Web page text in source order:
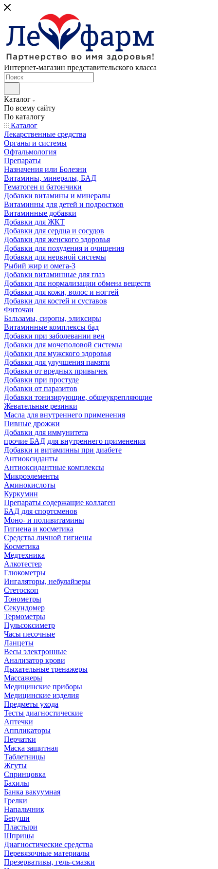
Интернет-магазин представительского класса
Каталог
По всему сайту
По каталогу
Каталог
Лекарственные средства
Органы и системы
Офтальмология
Препараты
Назначения или Болезни
Витамины, минералы, БАД
Гематоген и батончики
Добавки витамины и минералы
Витаминны для детей и подростков
Витаминные добавки
Добавки для ЖКТ
Добавки для сердца и сосудов
Добавки для женского здоровья
Добавки для похудения и очищения
Добавки для нервной системы
Рыбий жир и омега-3
Добавки витаминные для глаз
Добавки для нормализации обмена веществ
Добавки для кожи, волос и ногтей
Добавки для костей и суставов
Фиточаи
Бальзамы, сиропы, эликсиры
Витаминные комплексы бад
Добавки при заболевании вен
Добавки для мочеполовой системы
Добавки для мужского здоровья
Добавки для улучшения памяти
Добавки от вредных привычек
Добавки при простуде
Добавки от паразитов
Добавки тонизирующие, общеукрепляющие
Жевательные резинки
Масла для внутреннего применения
Пивные дрожжи
Добавки для иммунитета
прочие БАД для внутреннего применения
Добавки и витаминны при диабете
Антиоксиданты
Антиоксидантные комплексы
Микроэлементы
Аминокислоты
Куркумин
Препараты содержащие коллаген
БАД для спортсменов
Моно- и поливитамины
Гигиена и косметика
Средства личной гигиены
Косметика
Медтехника
Алкотестер
Глюкометры
Ингаляторы, небулайзеры
Стетоскоп
Тонометры
Секундомер
Термометры
Пульсоксиметр
Часы песочные
Ланцеты
Весы электронные
Анализатор крови
Дыхательные тренажеры
Массажеры
Медицинские приборы
Медицинские изделия
Предметы ухода
Тесты диагностические
Аптечки
Аппликаторы
Перчатки
Маска защитная
Таблетницы
Жгуты
Спринцовка
Бахилы
Банка вакуумная
Грелки
Напальчник
Беруши
Пластыри
Шприцы
Диагностические средства
Перевязочные материалы
Презервативы, гель-смазки